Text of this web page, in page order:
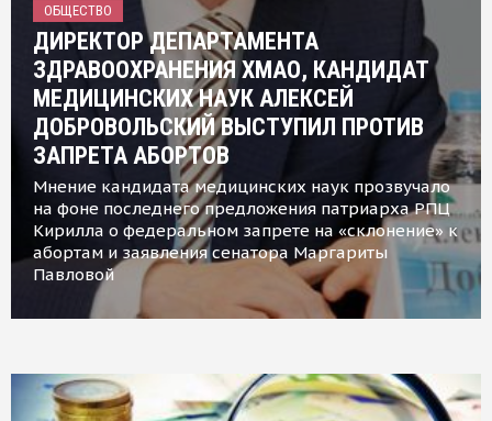
ОБЩЕСТВО
ДИРЕКТОР ДЕПАРТАМЕНТА
ЗДРАВООХРАНЕНИЯ ХМАО, КАНДИДАТ
МЕДИЦИНСКИХ НАУК АЛЕКСЕЙ
ДОБРОВОЛЬСКИЙ ВЫСТУПИЛ ПРОТИВ
ЗАПРЕТА АБОРТОВ
Мнение кандидата медицинских наук прозвучало
на фоне последнего предложения патриарха РПЦ
Кирилла о федеральном запрете на «склонение» к
абортам и заявления сенатора Маргариты
Павловой